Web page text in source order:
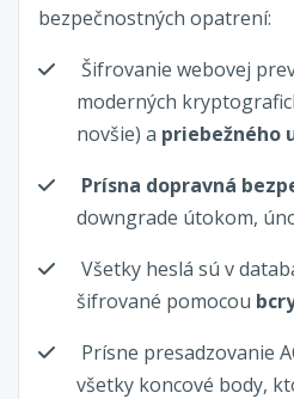
bezpečnostných opatrení:
Šifrovanie webovej
moderných
novšie) a priebežného
Prísna dopravná
downgrade útokom,
Všetky heslá sú v
šifrované pomocou
Prísne presadzovanie
všetky koncové body,